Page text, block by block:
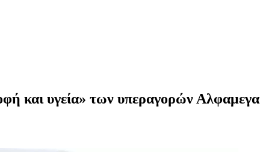
και υγεία» των υπεραγορών Αλφαμεγα